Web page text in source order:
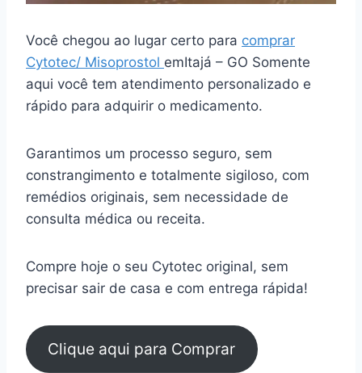
Você chegou ao lugar certo para comprar
Cytotec/ Misoprostol emItajá – GO Somente
aqui você tem atendimento personalizado e
rápido para adquirir o medicamento.
Garantimos um processo seguro, sem
constrangimento e totalmente sigiloso, com
remédios originais, sem necessidade de
consulta médica ou receita.
Compre hoje o seu Cytotec original, sem
precisar sair de casa e com entrega rápida!
Clique aqui para Comprar